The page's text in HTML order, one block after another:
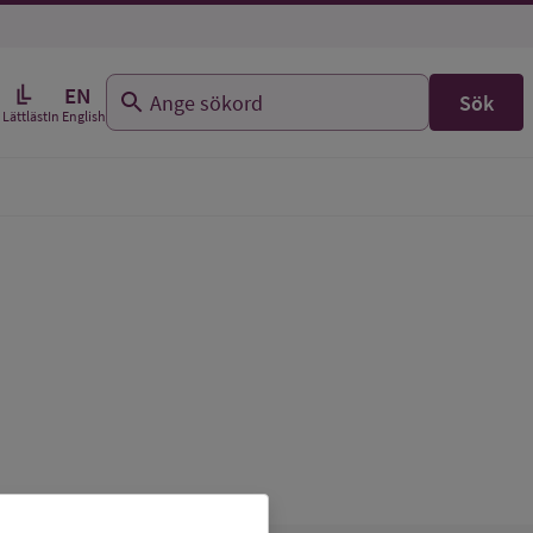
Lättläst
EN
In English Sök